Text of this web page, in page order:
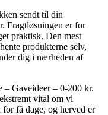
sendt til din
Fragtløsningen er for
praktisk. Den mest
produkterne selv,
dig i nærheden af
– Gaveideer – 0-200 kr.
vital om vi
få dage, og herved er